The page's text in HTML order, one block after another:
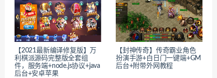
【2021最新编译修复版】万
利棋派源码完整版全套组
件，服务端+node.js协议+java
后台+安卓苹果
【封神传奇】传奇霸业角色
扮演手游+白日门一键端+GM
后台+附带外网教程